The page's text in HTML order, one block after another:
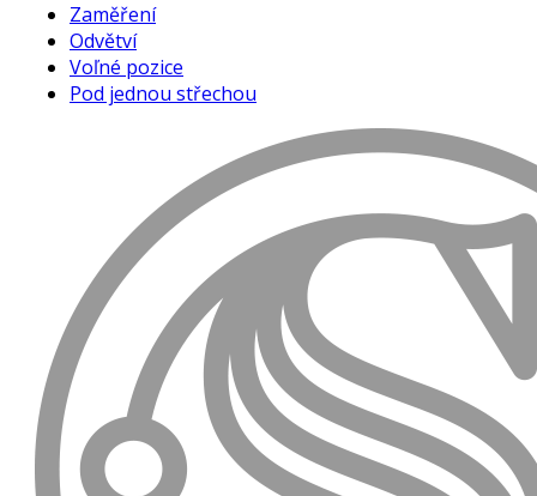
Zaměření
Odvětví
Voľné pozice
Pod jednou střechou